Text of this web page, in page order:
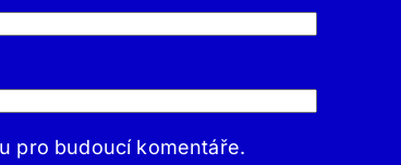
pro budoucí komentáře.